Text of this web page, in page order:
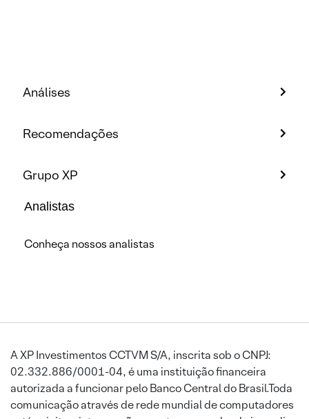
Análises
Recomendações
Grupo XP
Analistas
Conheça nossos analistas
A XP Investimentos CCTVM S/A, inscrita sob o CNPJ:
02.332.886/0001-04, é uma instituição financeira
autorizada a funcionar pelo Banco Central do Brasil.Toda
comunicação através de rede mundial de computadores